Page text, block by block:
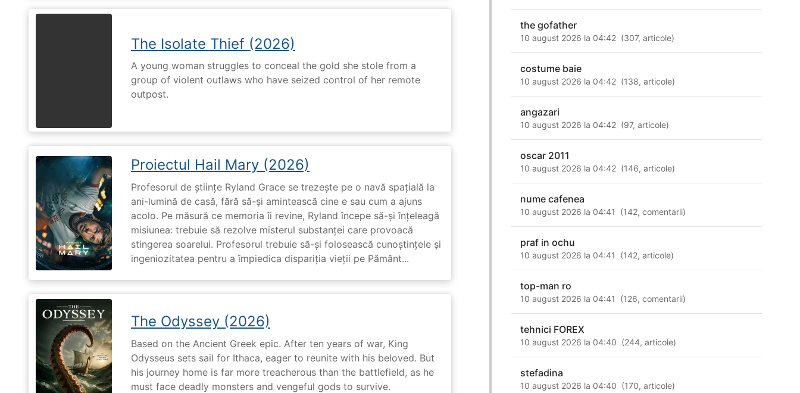
The Isolate Thief (2026)
A young woman struggles to conceal the gold she stole from a
group of violent outlaws who have seized control of her remote
outpost.
Proiectul Hail Mary (2026)
Profesorul de științe Ryland Grace se trezește pe o navă spațială la
ani-lumină de casă, fără să-și amintească cine e sau cum a ajuns
acolo. Pe măsură ce memoria îi revine, Ryland începe să-și înțeleagă
misiunea: trebuie să rezolve misterul substanței care provoacă
stingerea soarelui. Profesorul trebuie să-și folosească cunoștințele și
ingeniozitatea pentru a împiedica dispariția vieții pe Pământ...
The Odyssey (2026)
Based on the Ancient Greek epic. After ten years of war, King
Odysseus sets sail for Ithaca, eager to reunite with his beloved. But
his journey home is far more treacherous than the battlefield, as he
must face deadly monsters and vengeful gods to survive.
the gofather
10 august 2026 la 04:42 (307,articole)
costume baie
10 august 2026 la 04:42 (138,articole)
angazari
10 august 2026 la 04:42 (97,articole)
oscar 2011
10 august 2026 la 04:42 (146,articole)
nume cafenea
10 august 2026 la 04:41 (142,comentarii)
praf in ochu
10 august 2026 la 04:41 (142,articole)
top-man ro
10 august 2026 la 04:41 (126,comentarii)
tehnici FOREX
10 august 2026 la 04:40 (244,articole)
stefadina
10 august 2026 la 04:40 (170,articole)